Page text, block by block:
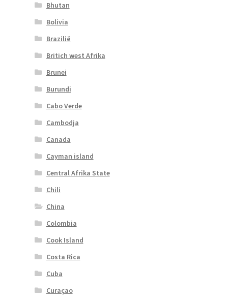
Bhutan
Bolivia
Brazilië
Britich west Afrika
Brunei
Burundi
Cabo Verde
Cambodja
Canada
Cayman island
Central Afrika State
Chili
China
Colombia
Cook Island
Costa Rica
Cuba
Curaçao